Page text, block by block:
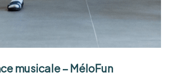
musicale– MéloFun